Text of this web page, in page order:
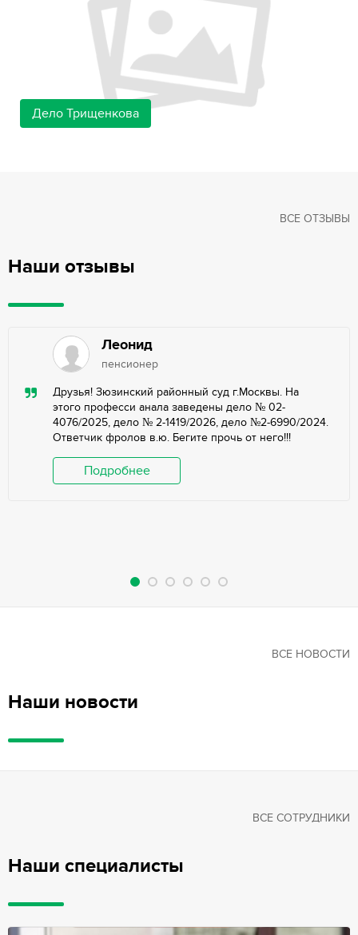
Дело Трищенкова
Наши отзывы
ВСЕ ОТЗЫВЫ
Леонид
пенсионер
Друзья! Зюзинский районный суд г.Москвы. На
этого професси анала заведены дело № 02-
4076/2025, дело № 2-1419/2026, дело №2-6990/2024.
Ответчик фролов в.ю. Бегите прочь от него!!!
Подробнее
Наши новости
ВСЕ НОВОСТИ
Наши специалисты
ВСЕ СОТРУДНИКИ